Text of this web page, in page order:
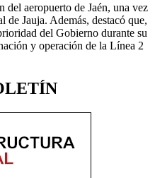
del aeropuerto de Jaén, una vez
de Jauja. Además, destacó que,
del Gobierno durante su
y operación de la Línea 2